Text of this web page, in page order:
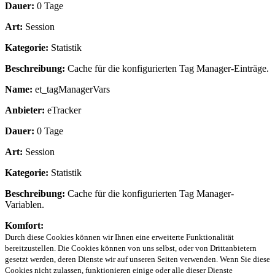
Dauer: 0 Tage
Art: Session
Kategorie: Statistik
Beschreibung: Cache für die konfigurierten Tag Manager-Einträge.
Name: et_tagManagerVars
Anbieter: eTracker
Dauer: 0 Tage
Art: Session
Kategorie: Statistik
Beschreibung: Cache für die konfigurierten Tag Manager-
Variablen.
Komfort:
Durch diese Cookies können wir Ihnen eine erweiterte Funktionalität
bereitzustellen. Die Cookies können von uns selbst, oder von Drittanbietern
gesetzt werden, deren Dienste wir auf unseren Seiten verwenden. Wenn Sie diese
Cookies nicht zulassen, funktionieren einige oder alle dieser Dienste